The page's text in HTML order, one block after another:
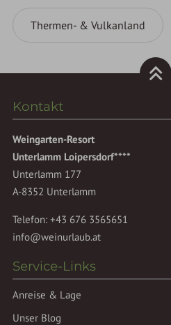
Thermen- & Vulkanland
Kontakt
Weingarten-Resort
Unterlamm Loipersdorf****
Unterlamm 177
A-8352 Unterlamm
Telefon:+43 676 3565651
info@weinurlaub.at
Service-Links
Anreise & Lage
Unser Blog